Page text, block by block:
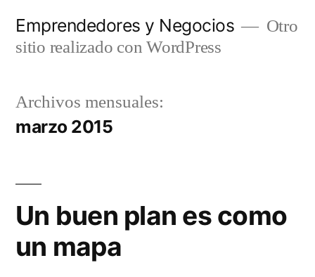
Emprendedores y Negocios
Otro
sitio realizado con WordPress
Archivos mensuales:
marzo 2015
Un buen plan es como
un mapa